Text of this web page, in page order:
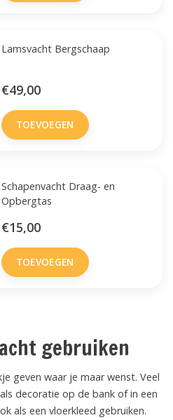
Lamsvacht Bergschaap
€49,00
TOEVOEGEN
Schapenvacht Draag- en
Opbergtas
€15,00
TOEVOEGEN
gebruiken
geven waar je maar wenst. Veel
decoratie op de bank of in een
als een vloerkleed gebruiken.